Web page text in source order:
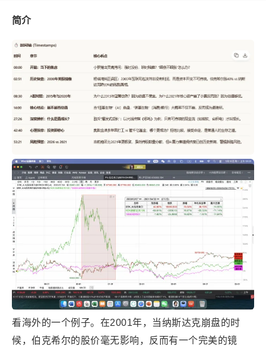
简介
看海外的一个例子。在2001年，当纳斯达克崩盘的时
候，伯克希尔的股价毫无影响，反而有一个完美的镜